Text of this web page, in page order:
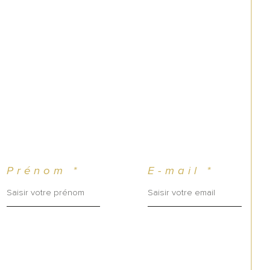
opportunité en Provence , un actif
Prénom * E-mail *